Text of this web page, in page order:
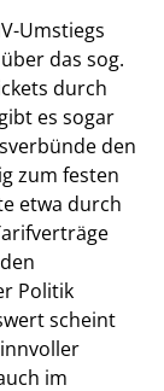
Umstiegs
das sog.
durch
es sogar
den
zum festen
etwa durch
Politik
scheint
im